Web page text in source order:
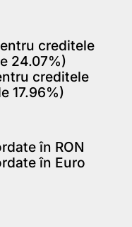
creditele
24.07%)
creditele
17.96%)
în RON
în Euro